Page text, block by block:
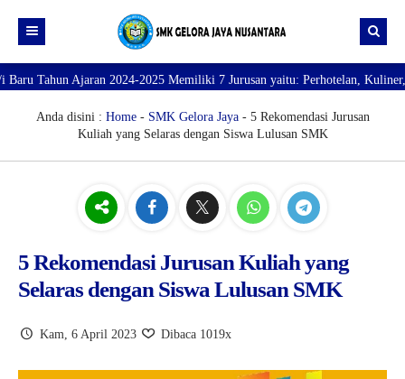
Beranda
Profil
SARANA PRASARANA
DATA GURU
Ajaran 2024-2025 Memiliki 7 Jurusan yaitu: Perhotelan, Kuliner,
Anda disini : Home- SMK Gelora Jaya- 5 Rekomendasi Jurusan
Kuliah yang Selaras dengan Siswa Lulusan SMK
5 Rekomendasi Jurusan Kuliah yang
Selaras dengan Siswa Lulusan SMK
Kam, 6 April 2023 Dibaca 1019x